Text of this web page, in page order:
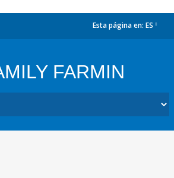
Esta página en: ES
FARMIN